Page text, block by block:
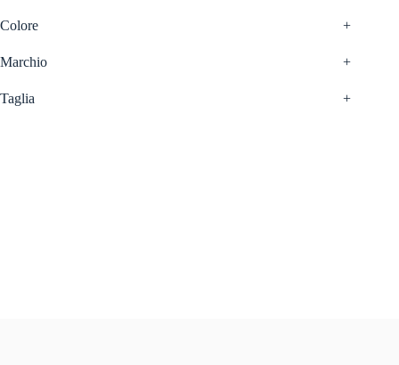
Colore +
Marchio +
Taglia +